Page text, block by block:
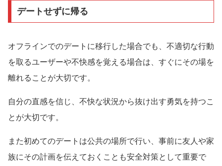
デートせずに帰る
オフラインでのデートに移行した場合でも、不適切な行動
を取るユーザーや不快感を覚える場合は、すぐにその場を
離れることが大切です。
自分の直感を信じ、不快な状況から抜け出す勇気を持つこ
とが大切です。
また初めてのデートは公共の場所で行い、事前に友人や家
族にその計画を伝えておくことも安全対策として重要で